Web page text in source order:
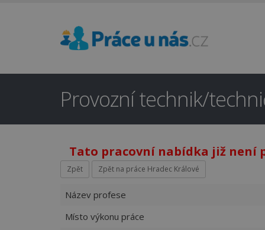
Provozní technik/
Tato pracovní nabídka již není
Zpět Zpět na práce Hradec Králové
Název profese
Místo výkonu práce